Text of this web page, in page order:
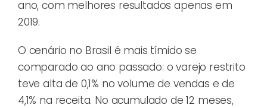
ano, com melhores resultados apenas em
2019.
O cenário no Brasil é mais tímido se
comparado ao ano passado: o varejo restrito
teve alta de 0,1% no volume de vendas e de
4,1% na receita. No acumulado de 12 meses,